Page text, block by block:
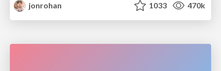
jonrohan
1033 470k